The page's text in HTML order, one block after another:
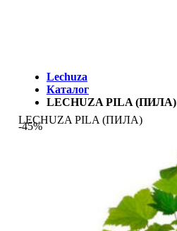
Lechuza
Каталог
LECHUZA PILA (ПИЛА)
LECHUZA PILA (ПИЛА)
-45%